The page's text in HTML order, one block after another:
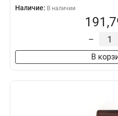
Наличие: В наличии
–
В